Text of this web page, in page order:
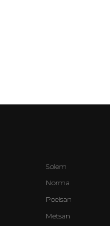
Solem
Norma
Poelsan
Metsan